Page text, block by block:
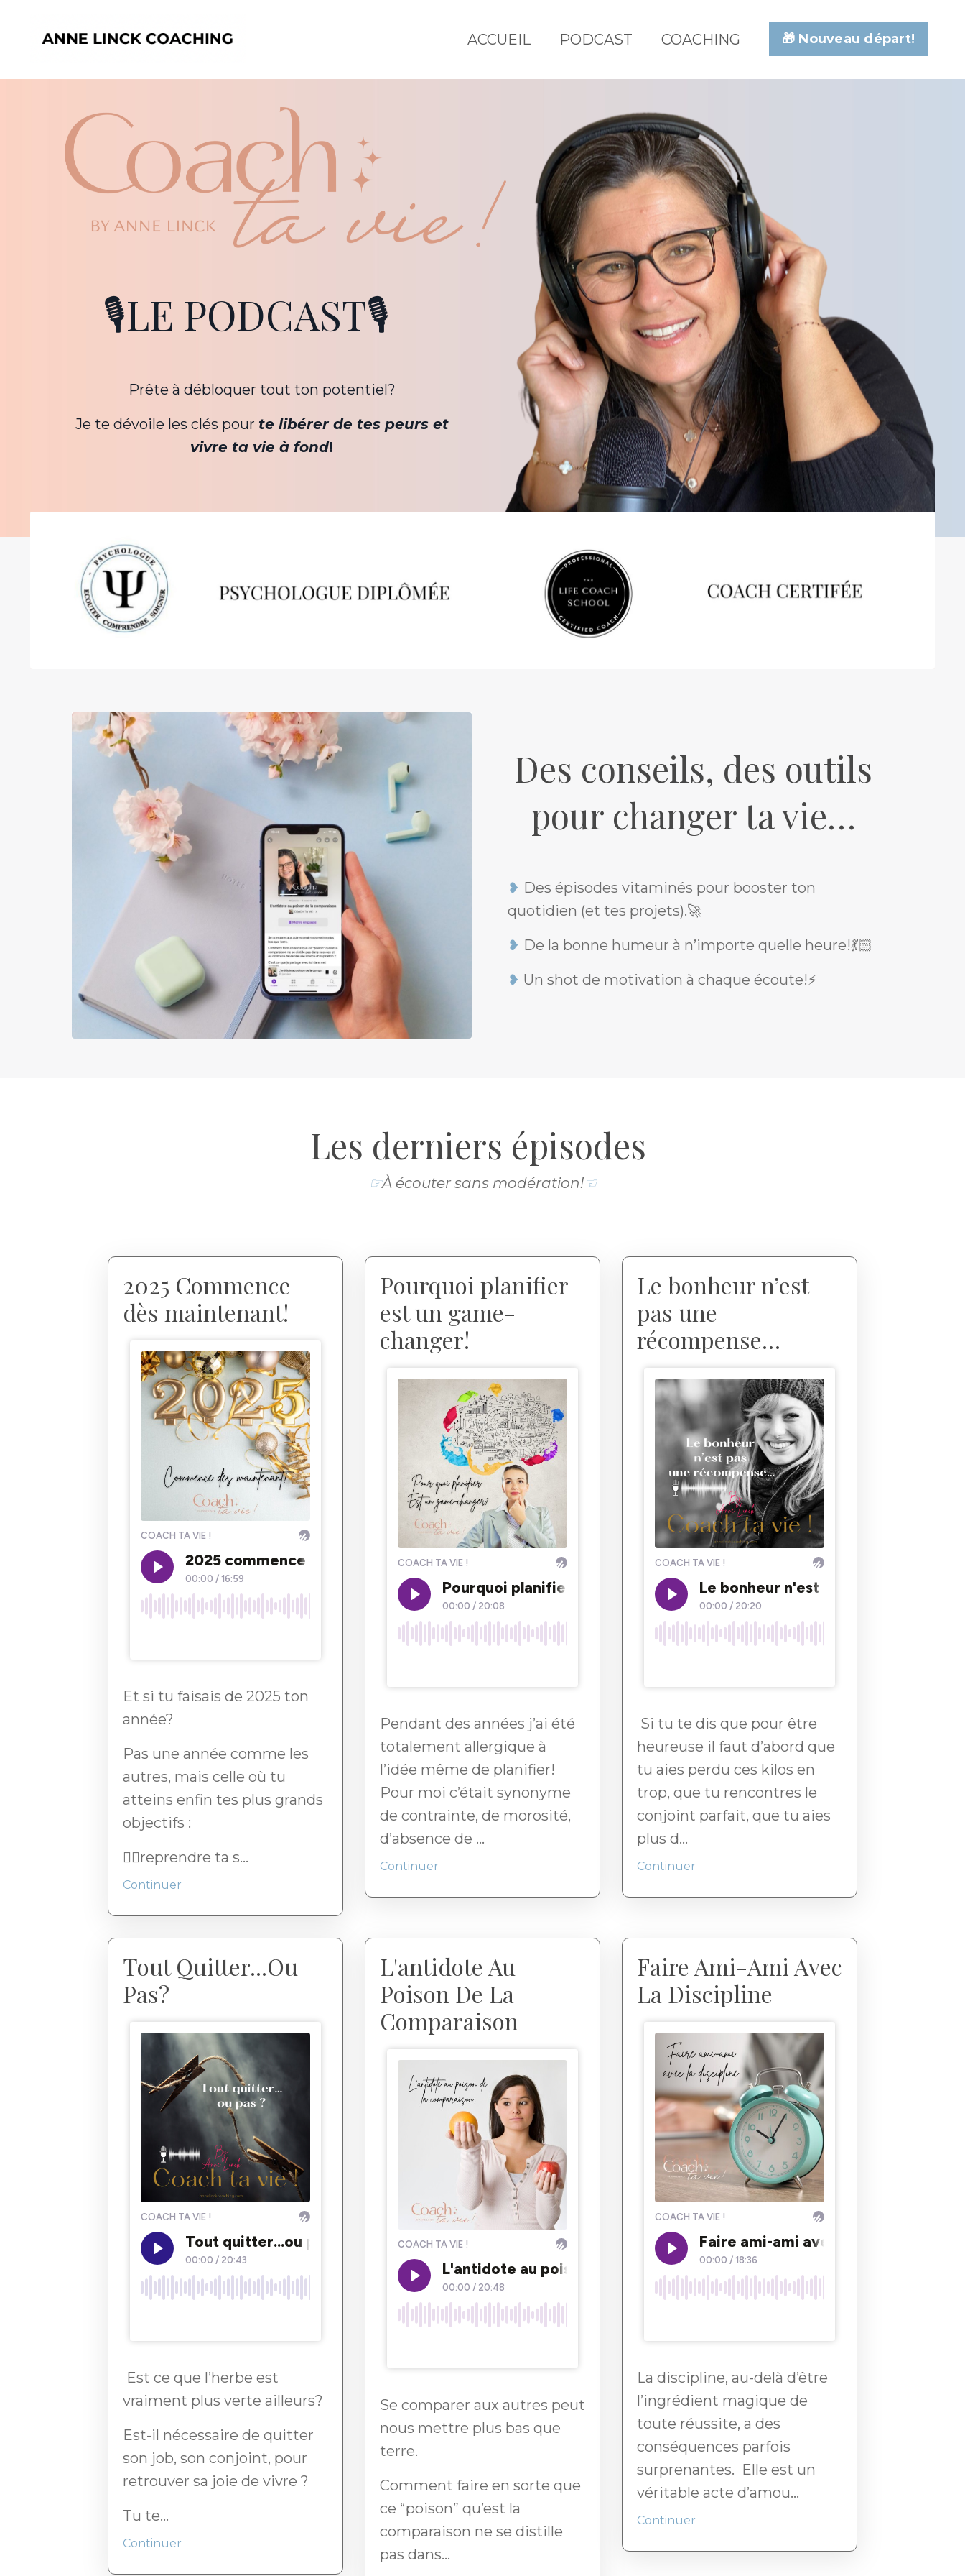
ACCUEIL PODCAST COACHING 🎁 Nouveau départ!
🎙️LE PODCAST🎙️
Prête à débloquer tout ton potentiel?
Je te dévoile les clés pour te libérer de tes peurs et
vivre ta vie à fond!
Des conseils, des outils
pour changer ta vie…
❥ Des épisodes vitaminés pour booster ton
quotidien (et tes projets).🚀
❥ De la bonne humeur à n’importe quelle heure!💃🏻
❥ Un shot de motivation à chaque écoute!⚡️
Les derniers épisodes
☞À écouter sans modération!☜
2025 Commence
dès maintenant!
Et si tu faisais de 2025 ton
année?
Pas une année comme les
autres, mais celle où tu
atteins enfin tes plus grands
objectifs :
👉🏻reprendre ta s...
Continuer
Pourquoi planifier
est un game-
changer!
Pendant des années j’ai été
totalement allergique à
l’idée même de planifier!
Pour moi c’était synonyme
de contrainte, de morosité,
d’absence de ...
Continuer
Le bonheur n’est
pas une
récompense…
Si tu te dis que pour être
heureuse il faut d’abord que
tu aies perdu ces kilos en
trop, que tu rencontres le
conjoint parfait, que tu aies
plus d...
Continuer
Tout Quitter...Ou
Pas?
Est ce que l’herbe est
vraiment plus verte ailleurs?
Est-il nécessaire de quitter
son job, son conjoint, pour
retrouver sa joie de vivre ?
Tu te...
Continuer
L'antidote Au
Poison De La
Comparaison
Se comparer aux autres peut
nous mettre plus bas que
terre.
Comment faire en sorte que
ce “poison” qu’est la
comparaison ne se distille
pas dans...
Faire Ami-Ami Avec
La Discipline
La discipline, au-delà d’être
l’ingrédient magique de
toute réussite, a des
conséquences parfois
surprenantes. Elle est un
véritable acte d’amou...
Continuer